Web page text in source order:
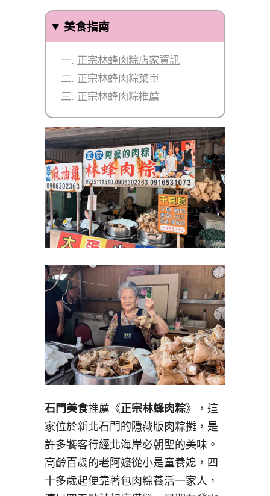
美食指南
正宗林蜂肉粽店家資訊
正宗林蜂肉粽菜單
正宗林蜂肉粽推薦
石門美食推薦《正宗林蜂肉粽》，這
家位於新北石門的隱藏版肉粽攤，是
許多饕客行經北海岸必朝聖的美味。
高齡百歲的老阿嬤從小是童養媳，四
十多歲起便靠著包肉粽養活一家人，